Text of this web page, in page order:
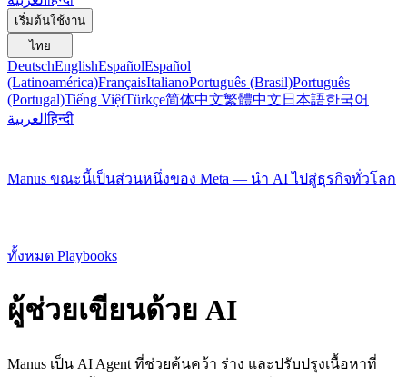
เริ่มต้นใช้งาน
ไทย
DeutschEnglishEspañolEspañol
(Latinoamérica)FrançaisItalianoPortuguês (Brasil)Português
(Portugal)Tiếng ViệtTürkçe简体中文繁體中文 日本語한국어
العربيةहिन्दी
Manus ขณะนี้เป็นส่วนหนึ่งของ Meta — นำ AI ไปสู่ธุรกิจทั่วโลก
ทั้งหมด Playbooks
ผู้ช่วยเขียนด้วย AI
Manus เป็น AI Agent ที่ช่วยค้นคว้า ร่าง และปรับปรุงเนื้อหาที่